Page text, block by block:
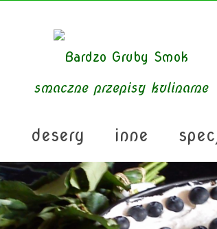
smaczne przepisy kulinarne
desery inne